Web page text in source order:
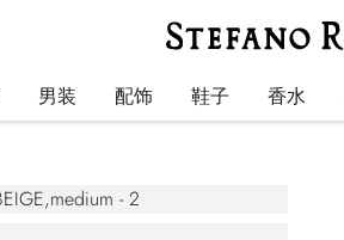
男装 配饰 鞋子 香水